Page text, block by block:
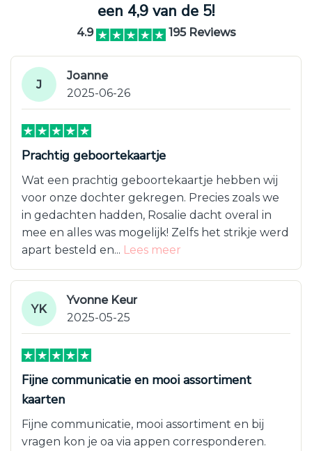
een 4,9 van de 5!
4.9 195 Reviews
J
Joanne
2025-06-26
Prachtig geboortekaartje
Wat een prachtig geboortekaartje hebben wij
voor onze dochter gekregen. Precies zoals we
in gedachten hadden, Rosalie dacht overal in
mee en alles was mogelijk! Zelfs het strikje werd
apart besteld en... Lees meer
YK
Yvonne Keur
2025-05-25
Fijne communicatie en mooi assortiment
kaarten
Fijne communicatie, mooi assortiment en bij
vragen kon je oa via appen corresponderen.